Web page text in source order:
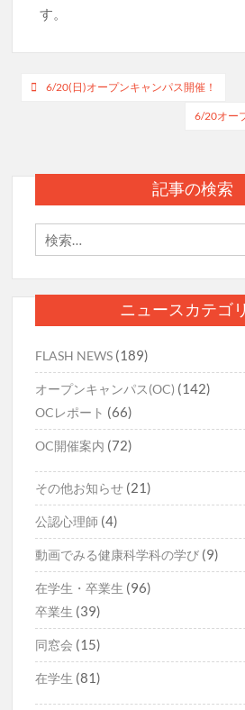
す。
投
ビ
ゲ
シ
ョ
ン
6/20(日)オープンキャンパス開催！
6/20オー
記事の検索
ニュースカテゴ
FLASH NEWS (189)
オープンキャンパス(OC) (142)
OCレポート (66)
OC開催案内 (72)
その他お知らせ (21)
公認心理師 (4)
動画でみる健康科学科の学び (9)
在学生・卒業生 (96)
卒業生 (39)
同窓会 (15)
在学生 (81)